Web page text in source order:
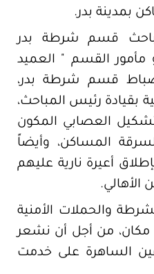
بمدينة بدر.
قسم شرطة بدر
مأمور القسم " العميد
قسم شرطة بدر،
بقيادة رئيس المباحث،
العصابي المكون
المساكن، وأيضاً
أعيرة نارية عليهم
الأهالي.
والحملات الأمنية
مكان، من أجل أن نشعر
الساهرة على خدمت